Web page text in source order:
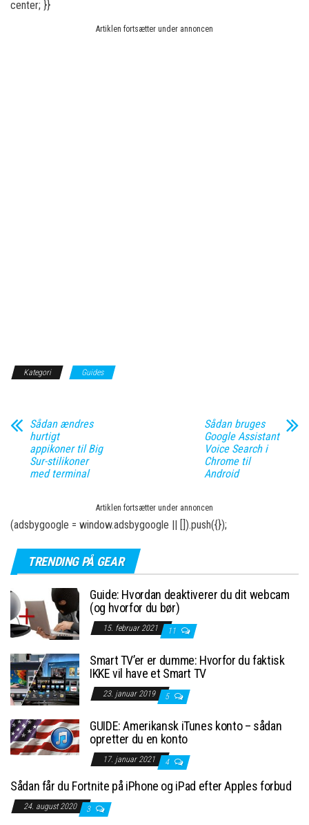
center; }}
Artiklen fortsætter under annoncen
Kategori Guides
Sådan ændres
hurtigt
appikoner til Big
Sur-stilikoner
med terminal
Sådan bruges
Google Assistant
Voice Search i
Chrome til
Android
Artiklen fortsætter under annoncen
(adsbygoogle = window.adsbygoogle || []).push({});
TRENDING PÅ GEAR
Guide: Hvordan deaktiverer du dit webcam
(og hvorfor du bør)
15. februar 2021 11
Smart TV’er er dumme: Hvorfor du faktisk
IKKE vil have et Smart TV
23. januar 2019 5
GUIDE: Amerikansk iTunes konto – sådan
opretter du en konto
17. januar 2021 4
Sådan får du Fortnite på iPhone og iPad efter Apples forbud
24. august 2020 3